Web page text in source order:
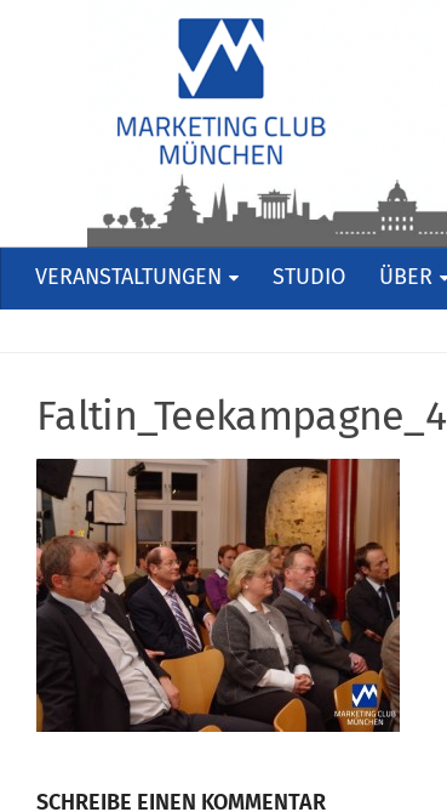
VERANSTALTUNGEN STUDIO ÜBER
Faltin_Teekampagne_4
SCHREIBE EINEN KOMMENTAR